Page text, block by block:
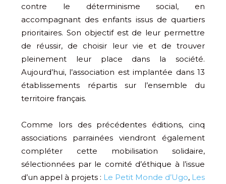
contre le déterminisme social, en
accompagnant des enfants issus de quartiers
prioritaires. Son objectif est de leur permettre
de réussir, de choisir leur vie et de trouver
pleinement leur place dans la société.
Aujourd’hui, l’association est implantée dans 13
établissements répartis sur l’ensemble du
territoire français.
Comme lors des précédentes éditions, cinq
associations parrainées viendront également
compléter cette mobilisation solidaire,
sélectionnées par le comité d’éthique à l’issue
d’un appel à projets : Le Petit Monde d’Ugo, Les